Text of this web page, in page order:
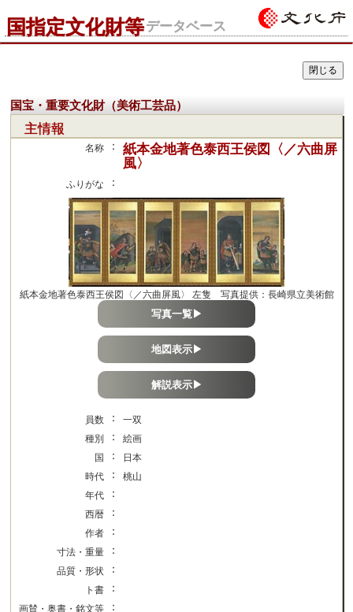
国指定文化財等データベース
国宝・重要文化財（美術工芸品）
主情報
名称 ：
紙本金地著色泰西王侯図〈／六曲屏
風〉
ふりがな ：
紙本金地著色泰西王侯図〈／六曲屏風〉 左隻 写真提供：長崎県立美術館
写真一覧▶
地図表示▶
解説表示▶
員数 ：
一双
種別
：
絵画
国
：
日本
時代
：
桃山
年代
：
西暦 ：
作者 ：
寸法・重量 ：
品質・形状 ：
ト書 ：
画賛・奥書・銘文等 ：